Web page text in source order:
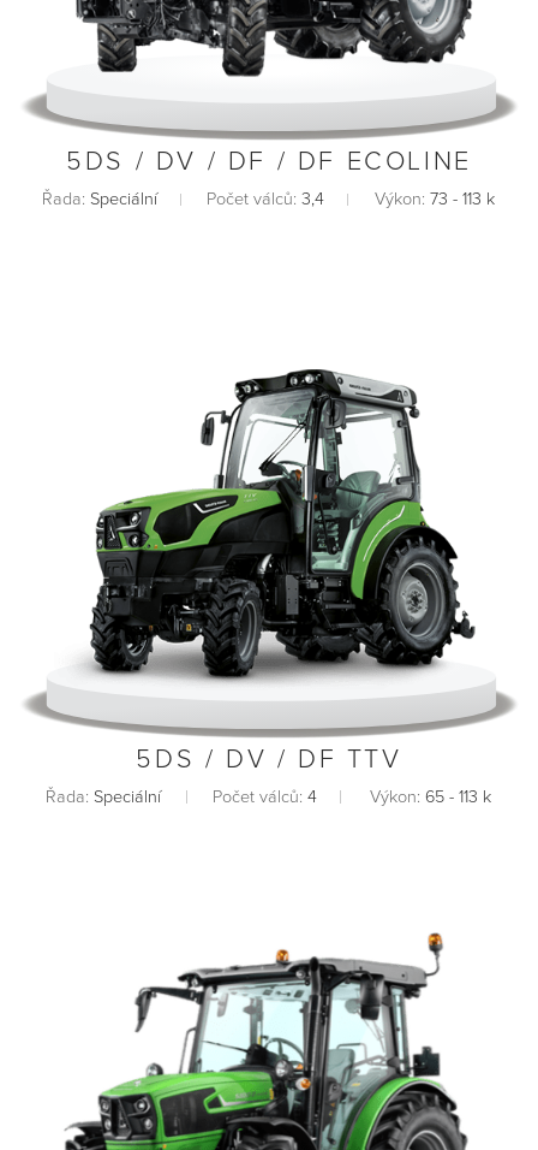
5DS / DV / DF / DF ECOLINE
Řada: Speciální Počet válců: 3,4 Výkon: 73 - 113 k
5DS / DV / DF TTV
Řada: Speciální Počet válců: 4 Výkon: 65 - 113 k